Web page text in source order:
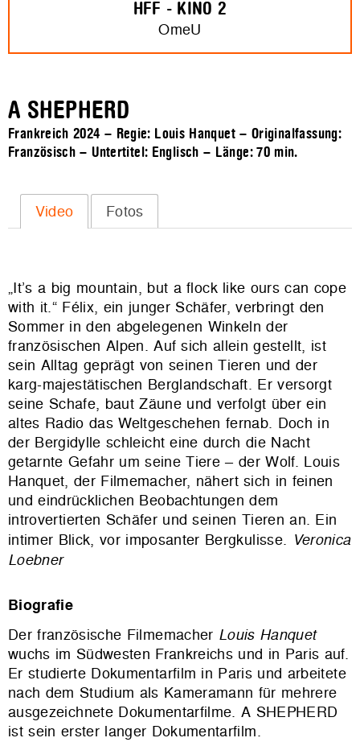
HFF - KINO 2
OmeU
A SHEPHERD
Frankreich 2024 – Regie: Louis Hanquet – Originalfassung:
Französisch – Untertitel: Englisch – Länge:70 min.
Video Fotos
„It’s a big mountain, but a flock like ours can cope
with it.“ Félix, ein junger Schäfer, verbringt den
Sommer in den abgelegenen Winkeln der
französischen Alpen. Auf sich allein gestellt, ist
sein Alltag geprägt von seinen Tieren und der
karg-majestätischen Berglandschaft. Er versorgt
seine Schafe, baut Zäune und verfolgt über ein
altes Radio das Weltgeschehen fernab. Doch in
der Bergidylle schleicht eine durch die Nacht
getarnte Gefahr um seine Tiere – der Wolf. Louis
Hanquet, der Filmemacher, nähert sich in feinen
und eindrücklichen Beobachtungen dem
introvertierten Schäfer und seinen Tieren an. Ein
intimer Blick, vor imposanter Bergkulisse. Veronica
Loebner
Biografie
Der französische Filmemacher Louis Hanquet
wuchs im Südwesten Frankreichs und in Paris auf.
Er studierte Dokumentarfilm in Paris und arbeitete
nach dem Studium als Kameramann für mehrere
ausgezeichnete Dokumentarfilme. A SHEPHERD
ist sein erster langer Dokumentarfilm.